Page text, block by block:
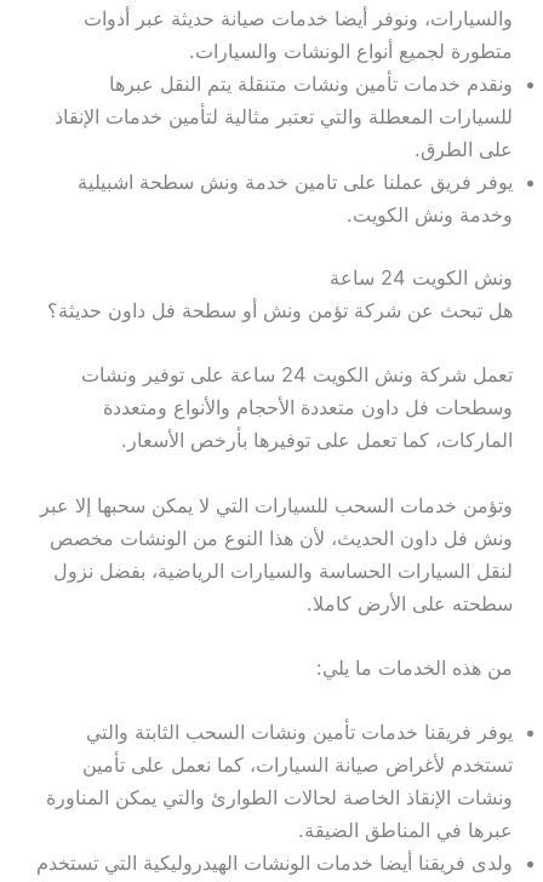
والسيارات، ونوفر أيضا خدمات صيانة حديثة عبر أدوات
متطورة لجميع أنواع الونشات والسيارات.
ونقدم خدمات تأمين ونشات متنقلة يتم النقل عبرها
للسيارات المعطلة والتي تعتبر مثالية لتأمين خدمات الإنقاذ
على الطرق.
يوفر فريق عملنا على تامين خدمة ونش سطحة اشبيلية
وخدمة ونش الكويت.
ونش الكويت 24 ساعة
هل تبحث عن شركة تؤمن ونش أو سطحة فل داون حديثة؟
تعمل شركة ونش الكويت 24 ساعة على توفير ونشات
وسطحات فل داون متعددة الأحجام والأنواع ومتعددة
الماركات، كما تعمل على توفيرها بأرخص الأسعار.
وتؤمن خدمات السحب للسيارات التي لا يمكن سحبها إلا عبر
ونش فل داون الحديث، لأن هذا النوع من الونشات مخصص
لنقل السيارات الحساسة والسيارات الرياضية، بفضل نزول
سطحته على الأرض كاملا.
من هذه الخدمات ما يلي:
يوفر فريقنا خدمات تأمين ونشات السحب الثابتة والتي
تستخدم لأغراض صيانة السيارات، كما نعمل على تأمين
ونشات الإنقاذ الخاصة لحالات الطوارئ والتي يمكن المناورة
عبرها في المناطق الضيقة.
ولدى فريقنا أيضا خدمات الونشات الهيدروليكية التي تستخدم